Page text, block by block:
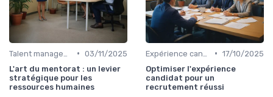
• 03/11/2025
L'art du mentorat : un levier
stratégique pour les
ressources humaines
• 17/10/2025
Optimiser l'expérience
candidat pour un
recrutement réussi